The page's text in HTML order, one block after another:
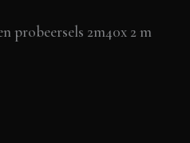
probeersels 2m40x 2 m